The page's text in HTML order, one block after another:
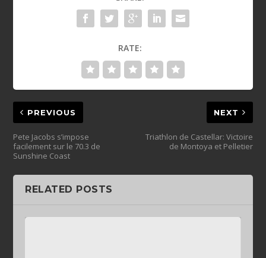
RATE:
PREVIOUS
Pete Jacobs s’impose
facilement sur le 70.3 de
Sunshine Coast
NEXT
Triathlon de Castellar: Victoire
de Montoya et Pelletier
RELATED POSTS